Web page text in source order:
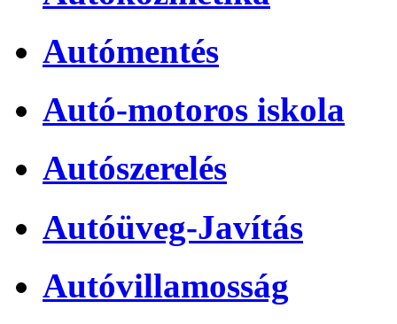
Autómentés
Autó-motoros iskola
Autószerelés
Autóüveg-Javítás
Autóvillamosság